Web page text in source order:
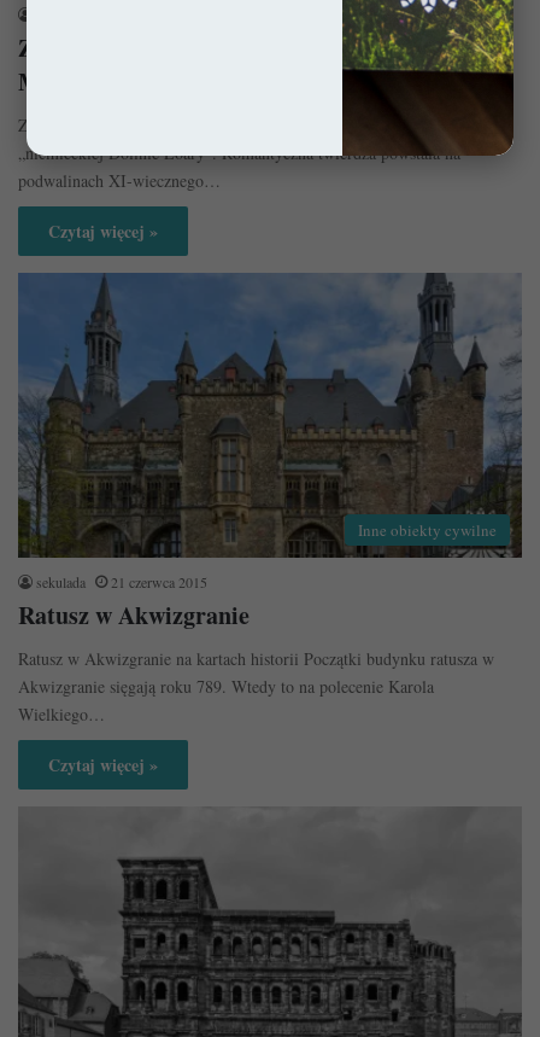
Zamek Cochem – Romantyczna twierdza nad
Mozelą
Zamek Cochem to jedna z zapierających dech w piersi budowli w
„niemieckiej Dolinie Loary”. Romantyczna twierdza powstała na
podwalinach XI-wiecznego…
Czytaj więcej »
Inne obiekty cywilne
sekulada 21 czerwca 2015
Ratusz w Akwizgranie
Ratusz w Akwizgranie na kartach historii Początki budynku ratusza w
Akwizgranie sięgają roku 789. Wtedy to na polecenie Karola
Wielkiego…
Czytaj więcej »